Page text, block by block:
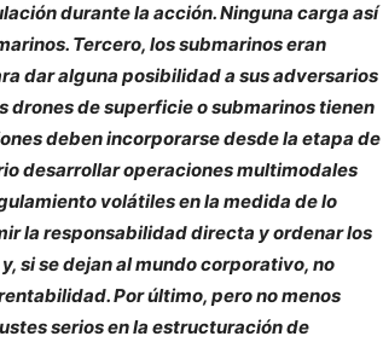
durante la acción. Ninguna carga así
Tercero, los submarinos eran
dar alguna posibilidad a sus adversarios
drones de superficie o submarinos tienen
deben incorporarse desde la etapa de
desarrollar operaciones multimodales
volátiles en la medida de lo
la responsabilidad directa y ordenar los
si se dejan al mundo corporativo, no
Por último, pero no menos
serios en la estructuración de